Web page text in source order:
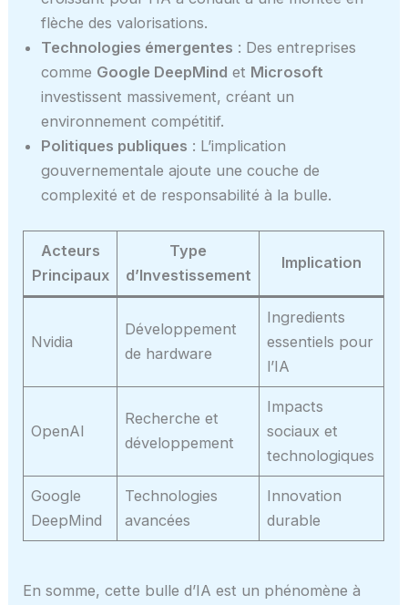
flèche des valorisations.
Technologies émergentes : Des entreprises
comme Google DeepMind et Microsoft
investissent massivement, créant un
environnement compétitif.
Politiques publiques : L’implication
gouvernementale ajoute une couche de
complexité et de responsabilité à la bulle.
Acteurs
Principaux
Type
d’Investissement
Implication
Nvidia
Développement
de hardware
Ingredients
essentiels pour
l’IA
OpenAI
Recherche et
développement
Impacts
sociaux et
technologiques
Google
DeepMind
Technologies
avancées
Innovation
durable
En somme, cette bulle d’IA est un phénomène à